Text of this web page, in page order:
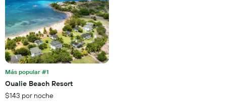
por
número
de
estrellas
El
gráfico
muestra
1
eje
X
Más popular #1
Oualie Beach Resort
$143 por noche